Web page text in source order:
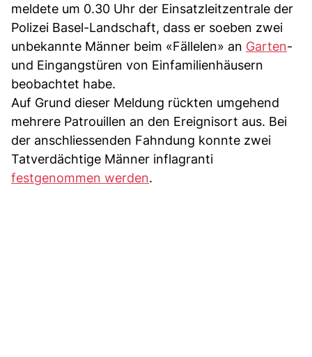
meldete um 0.30 Uhr der Einsatzleitzentrale der
Polizei Basel-Landschaft, dass er soeben zwei
unbekannte Männer beim «Fällelen» an Garten-
und Eingangstüren von Einfamilienhäusern
beobachtet habe.
Auf Grund dieser Meldung rückten umgehend
mehrere Patrouillen an den Ereignisort aus. Bei
der anschliessenden Fahndung konnte zwei
Tatverdächtige Männer inflagranti
festgenommen werden.